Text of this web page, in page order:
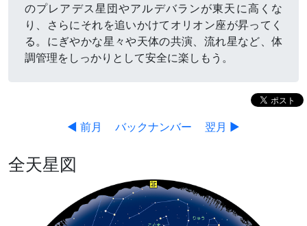
のプレアデス星団やアルデバランが東天に高くな
り、さらにそれを追いかけてオリオン座が昇ってく
る。にぎやかな星々や天体の共演、流れ星など、体
調管理をしっかりとして安全に楽しもう。
◀ 前月 バックナンバー 翌月 ▶
全天星図